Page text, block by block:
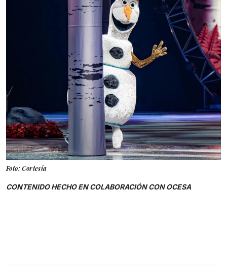
Foto: Cortesía
CONTENIDO HECHO EN COLABORACIÓN CON OCESA